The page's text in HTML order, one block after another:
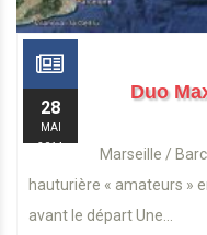
28
MAI
2014
Duo
Marseille /
hauturière « amateurs »
avant le départ Une...